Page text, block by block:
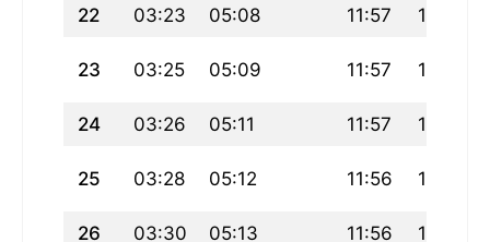
22 03:23 05:08 11:57 15:45
23 03:25 05:09 11:57 15:44
24 03:26 05:11 11:57 15:43
25 03:28 05:12 11:56 15:42
26 03:30 05:13 11:56 15:42